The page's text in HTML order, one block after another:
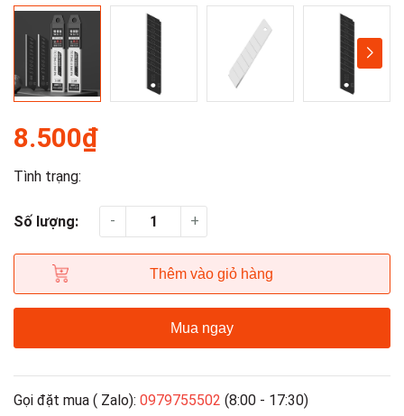
8.500₫
Tình trạng:
Số lượng: - +
Thêm vào giỏ hàng
Mua ngay
Gọi đặt mua ( Zalo): 0979755502 (8:00 - 17:30)